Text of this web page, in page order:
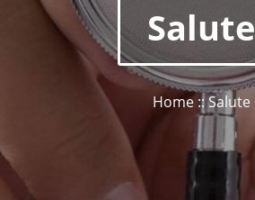
Salute
Home :: Salute